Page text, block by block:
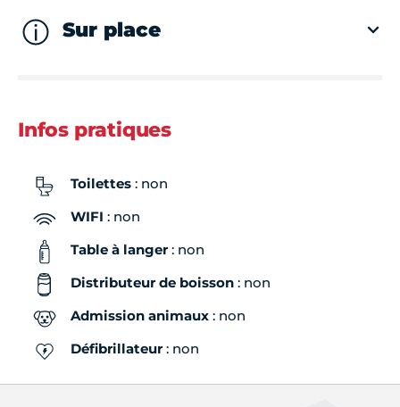
Sur place
Infos pratiques
Toilettes : non
WIFI : non
Table à langer: non
Distributeur de boisson : non
Admission animaux : non
Défibrillateur: non